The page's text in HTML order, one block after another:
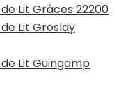
Lit Grâces 22200
Lit Groslay
Lit Guingamp